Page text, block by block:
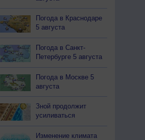
Погода в Краснодаре
5 августа
Погода в Санкт-
Петербурге 5 августа
Погода в Москве 5
августа
Зной продолжит
усиливаться
Изменение климата